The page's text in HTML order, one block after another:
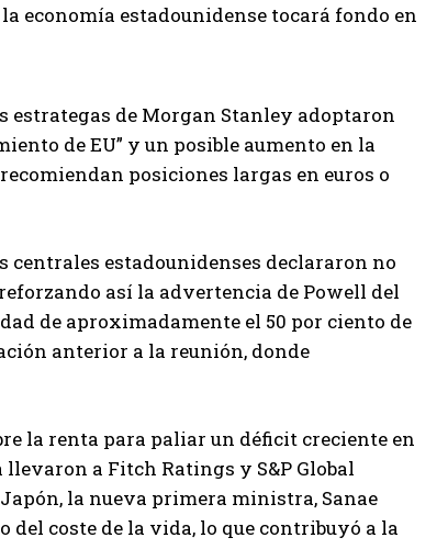
economía estadounidense tocará fondo en
estrategas de Morgan Stanley adoptaron
de EU” y un posible aumento en la
posiciones largas en euros o
centrales estadounidenses declararon no
así la advertencia de Powell del
de aproximadamente el 50 por ciento de
anterior a la reunión, donde
la renta para paliar un déficit creciente en
a Fitch Ratings y S&P Global
la nueva primera ministra, Sanae
del coste de la vida, lo que contribuyó a la